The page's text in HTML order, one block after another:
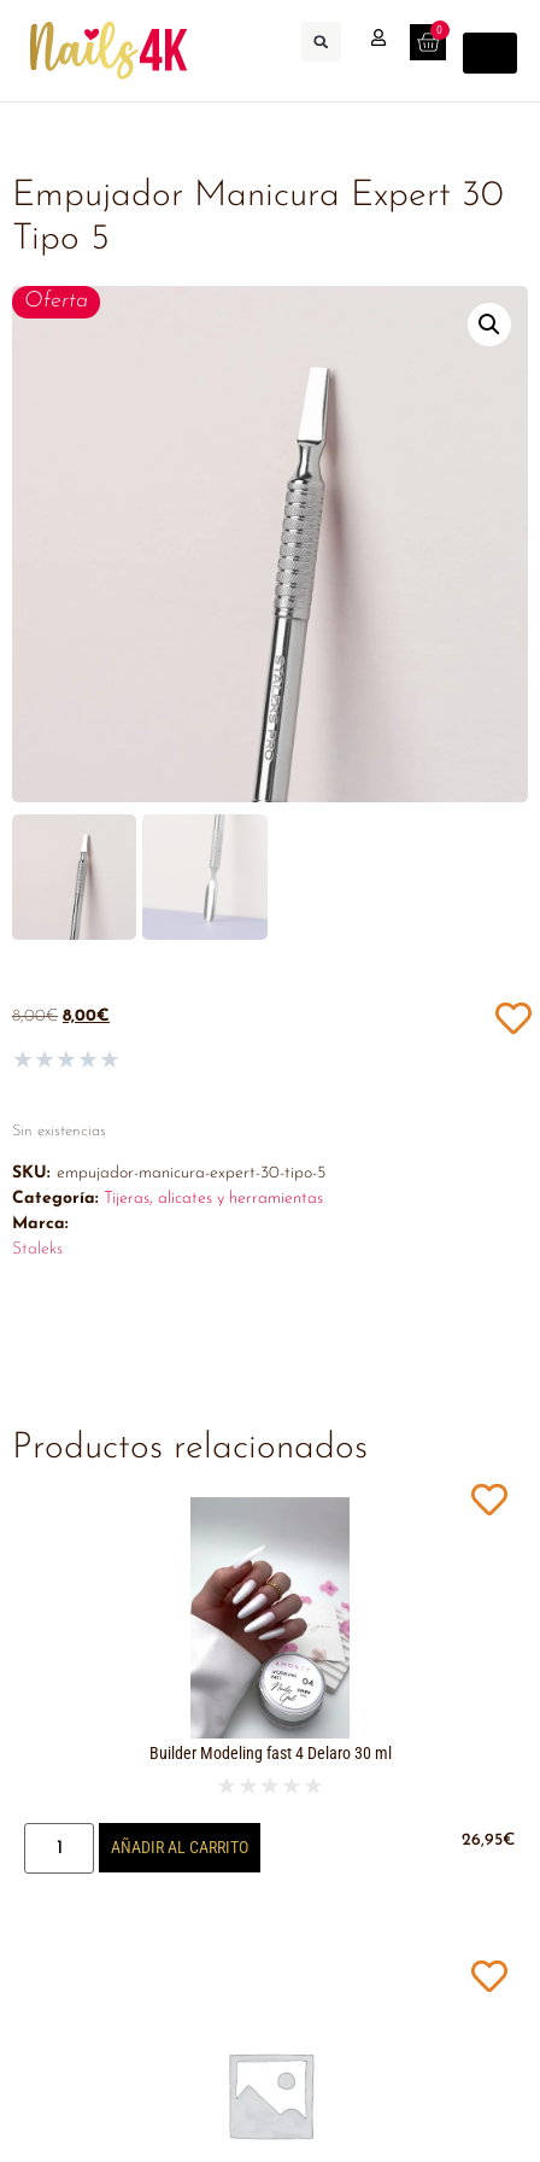
0
Empujador Manicura Expert 30
Tipo 5
Oferta
8,00€ 8,00€
★★★★★
Sin existencias
SKU: empujador-manicura-expert-30-tipo-5
Categoría: Tijeras, alicates y herramientas
Marca:
Staleks
Productos relacionados
Builder Modeling fast 4 Delaro 30 ml
★ ★ ★ ★ ★
26,95€
AÑADIR AL CARRITO